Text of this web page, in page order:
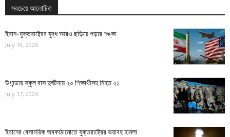
সবচেয়ে আলোচিত
ইরান-যুক্তরাষ্ট্রের যুদ্ধ আরও ছড়িয়ে পড়ার শঙ্কা
July 19, 2026
উগান্ডায় স্কুল বাস দুর্ঘটনায় ২০ শিক্ষার্থীসহ নিহত ২১
July 17, 2026
ইরানের বেসামরিক অবকাঠামোতে যুক্তরাষ্ট্রের ভয়াবহ হামলা